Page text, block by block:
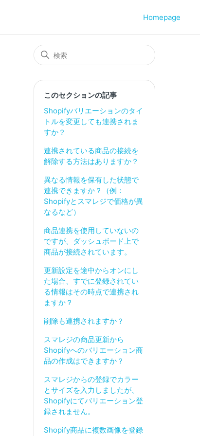
Homepage
このセクションの記事
Shopifyバリエーションのタイ
トルを変更しても連携されま
すか？
連携されている商品の接続を
解除する方法はありますか？
異なる情報を保有した状態で
連携できますか？（例：
Shopifyとスマレジで価格が異
なるなど）
商品連携を使用していないの
ですが、ダッシュボード上で
商品が接続されています。
更新設定を途中からオンにし
た場合、すでに登録されてい
る情報はその時点で連携され
ますか？
削除も連携されますか？
スマレジの商品更新から
Shopifyへのバリエーション商
品の作成はできますか？
スマレジからの登録でカラー
とサイズを入力しましたが、
Shopifyにてバリエーション登
録されません。
Shopify商品に複数画像を登録